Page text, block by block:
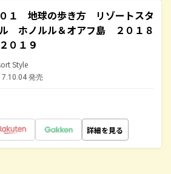
１ 地球の歩き方 リゾートスタ
ホノルル＆オアフ島 ２０１８
０１９
Style
発売
詳細を見る